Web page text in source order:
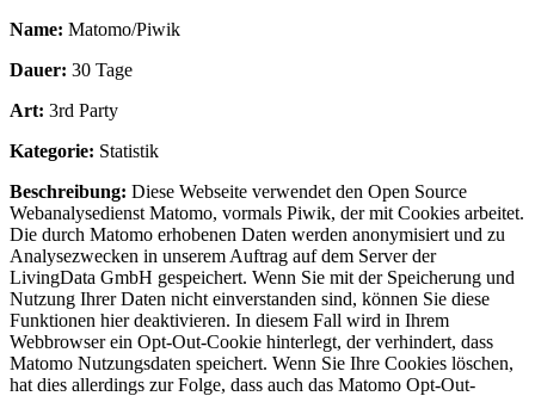
Name: Matomo/Piwik
Dauer: 30 Tage
Art: 3rd Party
Kategorie: Statistik
Beschreibung: Diese Webseite verwendet den Open Source
Webanalysedienst Matomo, vormals Piwik, der mit Cookies arbeitet.
Die durch Matomo erhobenen Daten werden anonymisiert und zu
Analysezwecken in unserem Auftrag auf dem Server der
LivingData GmbH gespeichert. Wenn Sie mit der Speicherung und
Nutzung Ihrer Daten nicht einverstanden sind, können Sie diese
Funktionen hier deaktivieren. In diesem Fall wird in Ihrem
Webbrowser ein Opt-Out-Cookie hinterlegt, der verhindert, dass
Matomo Nutzungsdaten speichert. Wenn Sie Ihre Cookies löschen,
hat dies allerdings zur Folge, dass auch das Matomo Opt-Out-